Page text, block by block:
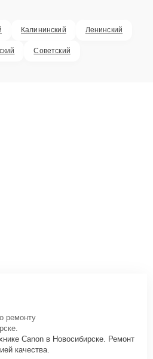
Калининский Ленинский
Советский
ремонту
Canon в Новосибирске. Ремонт
качества.